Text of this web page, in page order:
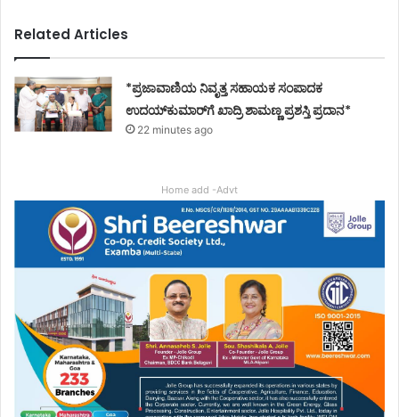
Related Articles
*ಪ್ರಜಾವಾಣಿಯ ನಿವೃತ್ತ ಸಹಾಯಕ ಸಂಪಾದಕ
ಉದಯ್‌ಕುಮಾರ್‌ಗೆ ಖಾದ್ರಿ ಶಾಮಣ್ಣ ಪ್ರಶಸ್ತಿ ಪ್ರದಾನ*
22 minutes ago
Home add -Advt